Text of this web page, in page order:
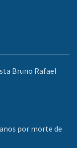
Bruno Rafael
por morte de